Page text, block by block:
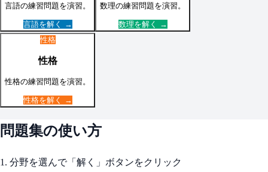
言語の練習問題を演習。
言語を解く →
数理の練習問題を演習。
数理を解く →
性格
性格
性格の練習問題を演習。
性格を解く →
問題集の使い方
1. 分野を選んで「解く」ボタンをクリック